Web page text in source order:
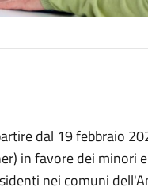
dal 19 febbraio
in favore dei minori
nei comuni